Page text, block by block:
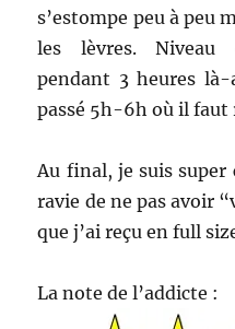
s’estompe peu à peu
les lèvres. Niveau
pendant 3 heures là-
passé 5h-6h où il faut
Au final, je suis
ravie de ne pas avoir
que j’ai reçu en full
La note de l’addicte :